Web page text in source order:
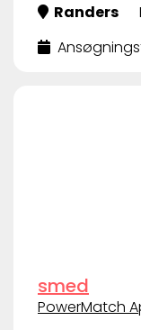
Randers
smed
PowerMatch